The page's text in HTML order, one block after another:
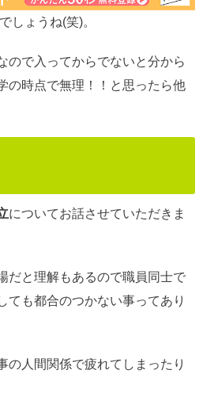
しょうね(笑)。
ので入ってからでないと分から
の時点で無理！！と思ったら他
についてお話させていただきま
だと理解もあるので職員同士で
ても都合のつかない事ってあり
の人間関係で疲れてしまったり